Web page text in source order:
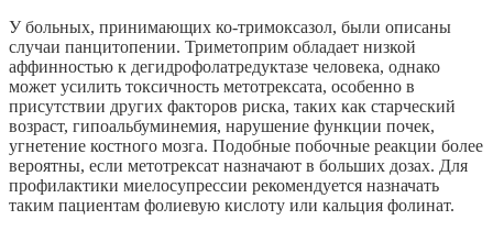
У больных, принимающих ко-тримоксазол, были описаны
случаи панцитопении. Триметоприм обладает низкой
аффинностью к дегидрофолатредуктазе человека, однако
может усилить токсичность метотрексата, особенно в
присутствии других факторов риска, таких как старческий
возраст, гипоальбуминемия, нарушение функции почек,
угнетение костного мозга. Подобные побочные реакции более
вероятны, если метотрексат назначают в больших дозах. Для
профилактики миелосупрессии рекомендуется назначать
таким пациентам фолиевую кислоту или кальция фолинат.